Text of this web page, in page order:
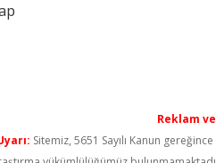
Reklam
Sitemiz, 5651 Sayılı Kanun